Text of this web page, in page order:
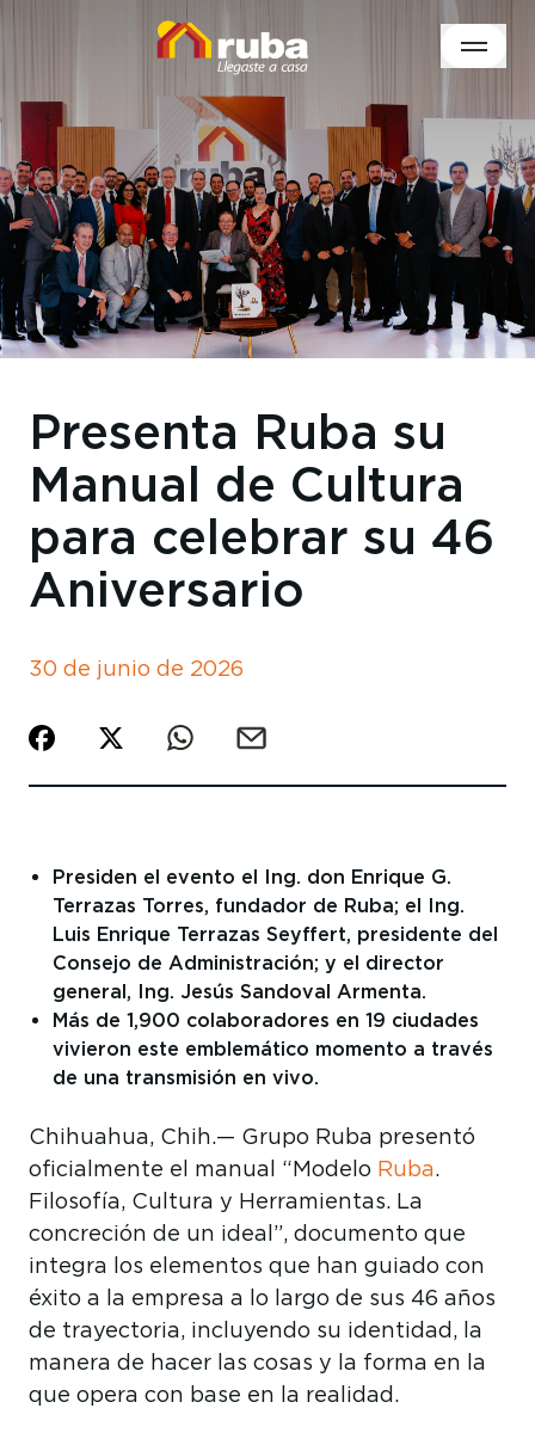
Presenta Ruba su
Manual de Cultura
para celebrar su 46
Aniversario
30 de junio de 2026
Presiden el evento el Ing. don Enrique G.
Terrazas Torres, fundador de Ruba; el Ing.
Luis Enrique Terrazas Seyffert, presidente del
Consejo de Administración; y el director
general, Ing. Jesús Sandoval Armenta.
Más de 1,900 colaboradores en 19 ciudades
vivieron este emblemático momento a través
de una transmisión en vivo.
Chihuahua, Chih.— Grupo Ruba presentó
oficialmente el manual “Modelo Ruba.
Filosofía, Cultura y Herramientas. La
concreción de un ideal”, documento que
integra los elementos que han guiado con
éxito a la empresa a lo largo de sus 46 años
de trayectoria, incluyendo su identidad, la
manera de hacer las cosas y la forma en la
que opera con base en la realidad.